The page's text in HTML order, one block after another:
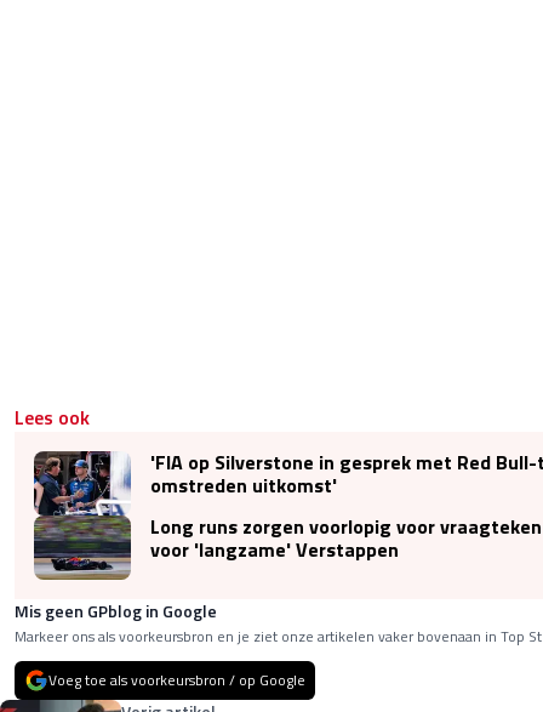
Lees ook
'FIA op Silverstone in gesprek met Red
omstreden uitkomst'
Long runs zorgen voorlopig voor
voor 'langzame' Verstappen
Mis geen GPblog in Google
Markeer ons als voorkeursbron en je ziet onze artikelen vaker bovenaan in Top
Voeg toe als voorkeursbron / op Google